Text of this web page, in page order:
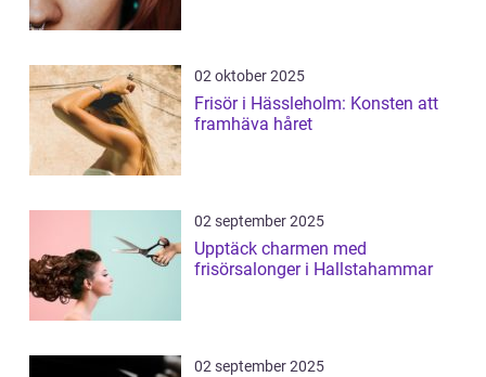
02 oktober 2025
Frisör i Hässleholm: Konsten att
framhäva håret
02 september 2025
Upptäck charmen med
frisörsalonger i Hallstahammar
02 september 2025